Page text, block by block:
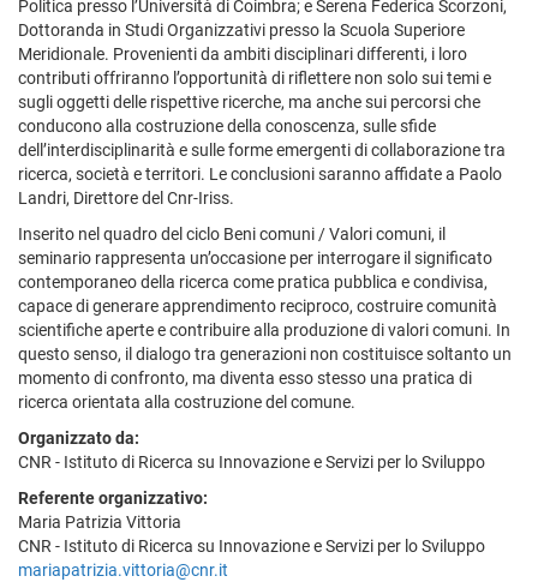
Politica presso l’Università di Coimbra; e Serena Federica Scorzoni,
Dottoranda in Studi Organizzativi presso la Scuola Superiore
Meridionale. Provenienti da ambiti disciplinari differenti, i loro
contributi offriranno l’opportunità di riflettere non solo sui temi e
sugli oggetti delle rispettive ricerche, ma anche sui percorsi che
conducono alla costruzione della conoscenza, sulle sfide
dell’interdisciplinarità e sulle forme emergenti di collaborazione tra
ricerca, società e territori. Le conclusioni saranno affidate a Paolo
Landri, Direttore del Cnr-Iriss.
Inserito nel quadro del ciclo Beni comuni / Valori comuni, il
seminario rappresenta un’occasione per interrogare il significato
contemporaneo della ricerca come pratica pubblica e condivisa,
capace di generare apprendimento reciproco, costruire comunità
scientifiche aperte e contribuire alla produzione di valori comuni. In
questo senso, il dialogo tra generazioni non costituisce soltanto un
momento di confronto, ma diventa esso stesso una pratica di
ricerca orientata alla costruzione del comune.
Organizzato da:
CNR - Istituto di Ricerca su Innovazione e Servizi per lo Sviluppo
Referente organizzativo:
Maria Patrizia Vittoria
CNR - Istituto di Ricerca su Innovazione e Servizi per lo Sviluppo
mariapatrizia.vittoria@cnr.it